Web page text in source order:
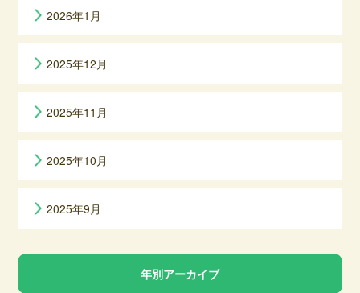
2026年1月
2025年12月
2025年11月
2025年10月
2025年9月
年別アーカイブ